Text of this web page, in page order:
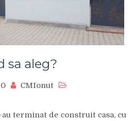
sa aleg?
CMIonut
terminat de construit casa, cu